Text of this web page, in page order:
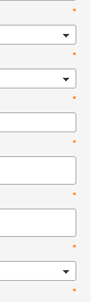
*
*
*
*
*
*
*